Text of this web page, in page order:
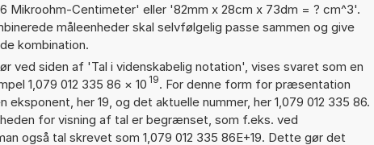
Mikroohm-Centimeter' eller '82mm x 28cm x 73dm = ? cm^3'.
måleenheder skal selvfølgelig passe sammen og give
kombination.
ved siden af 'Tal i videnskabelig notation', vises svaret som en
1,079 012 335 86 × 10 19. For denne form for præsentation
her 19, og det aktuelle nummer, her 1,079 012 335 86.
for visning af tal er begrænset, som f.eks. ved
også tal skrevet som 1,079 012 335 86E+19. Dette gør det